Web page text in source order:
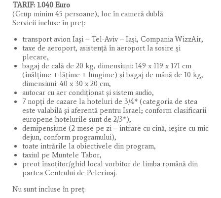
TARIF: 1.040 Euro
(Grup minim 45 persoane), loc în cameră dublă
Servicii incluse în preț:
transport avion Iași – Tel-Aviv – Iași, Compania WizzAir,
taxe de aeroport, asistenţă în aeroport la sosire şi
plecare,
bagaj de cală de 20 kg, dimensiuni: 149 x 119 x 171 cm
(înălţime + lăţime + lungime) și bagaj de mână de 10 kg,
dimensiuni: 40 x 30 x 20 cm,
autocar cu aer condiționat și sistem audio,
7 nopți de cazare la hoteluri de 3/4* (categoria de stea
este valabilă şi aferentă pentru Israel; conform clasificarii
europene hotelurile sunt de 2/3*),
demipensiune (2 mese pe zi – intrare cu cină, ieșire cu mic
dejun, conform programului),
toate intrările la obiectivele din program,
taxiul pe Muntele Tabor,
preot însoţitor/ghid local vorbitor de limba română din
partea Centrului de Pelerinaj.
Nu sunt incluse în preț: